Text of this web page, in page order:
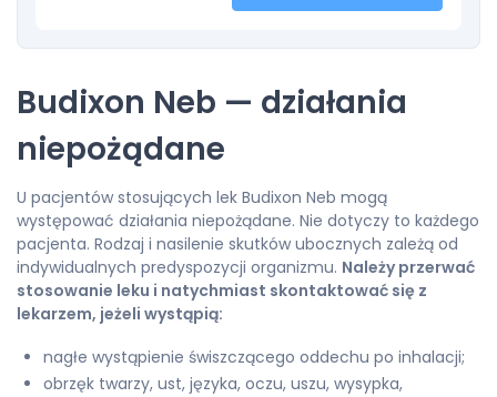
Budixon Neb — działania
niepożądane
U pacjentów stosujących lek Budixon Neb mogą
występować działania niepożądane. Nie dotyczy to każdego
pacjenta. Rodzaj i nasilenie skutków ubocznych zależą od
indywidualnych predyspozycji organizmu. Należy przerwać
stosowanie leku i natychmiast skontaktować się z
lekarzem, jeżeli wystąpią:
nagłe wystąpienie świszczącego oddechu po inhalacji;
obrzęk twarzy, ust, języka, oczu, uszu, wysypka,